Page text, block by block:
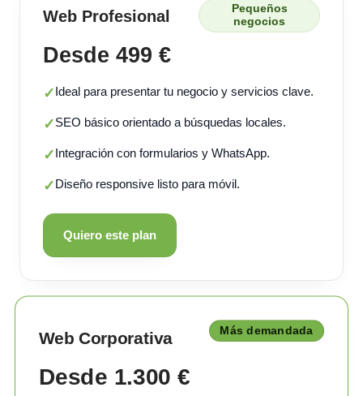
Web Profesional
Pequeños
negocios
Desde 499 €
✓Ideal para presentar tu negocio y servicios clave.
✓SEO básico orientado a búsquedas locales.
✓Integración con formularios y WhatsApp.
✓Diseño responsive listo para móvil.
Quiero este plan
Web Corporativa Más demandada
Desde 1.300 €